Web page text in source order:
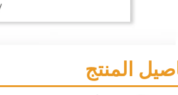
المنتج